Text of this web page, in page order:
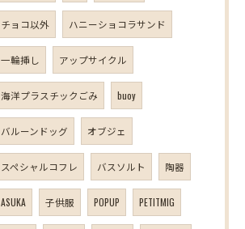
チョコ以外 ハニーショコラサンド
一輪挿し アップサイクル
海洋プラスチックごみ buoy
バルーンドッグ オブジェ
スペシャルコフレ バスソルト 陶器
ASUKA 子供服 POPUP PETITMIG